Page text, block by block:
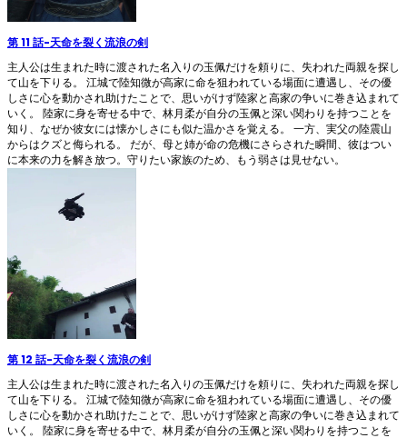
第 11 話-天命を裂く流浪の剣
主人公は生まれた時に渡された名入りの玉佩だけを頼りに、失われた両親を探し
て山を下りる。 江城で陸知微が高家に命を狙われている場面に遭遇し、その優
しさに心を動かされ助けたことで、思いがけず陸家と高家の争いに巻き込まれて
いく。 陸家に身を寄せる中で、林月柔が自分の玉佩と深い関わりを持つことを
知り、なぜか彼女には懐かしさにも似た温かさを覚える。 一方、実父の陸震山
からはクズと侮られる。 だが、母と姉が命の危機にさらされた瞬間、彼はつい
に本来の力を解き放つ。守りたい家族のため、もう弱さは見せない。
第 12 話-天命を裂く流浪の剣
主人公は生まれた時に渡された名入りの玉佩だけを頼りに、失われた両親を探し
て山を下りる。 江城で陸知微が高家に命を狙われている場面に遭遇し、その優
しさに心を動かされ助けたことで、思いがけず陸家と高家の争いに巻き込まれて
いく。 陸家に身を寄せる中で、林月柔が自分の玉佩と深い関わりを持つことを